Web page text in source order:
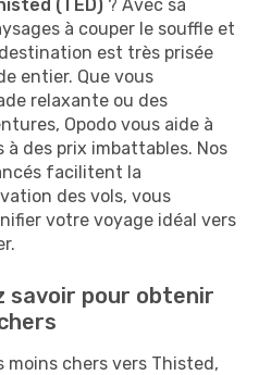
(TED) ? Avec sa
à couper le souffle et
est très prisée
entier. Que vous
relaxante ou des
Opodo vous aide à
des prix imbattables. Nos
facilitent la
des vols, vous
votre voyage idéal vers
savoir pour obtenir
moins chers vers Thisted,